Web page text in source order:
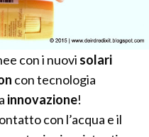
con i nuovi solari
con tecnologia
innovazione!
con l’acqua e il